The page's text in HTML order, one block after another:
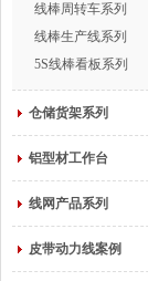
线棒周转车系列
线棒生产线系列
5S线棒看板系列
仓储货架系列
铝型材工作台
线网产品系列
皮带动力线案例